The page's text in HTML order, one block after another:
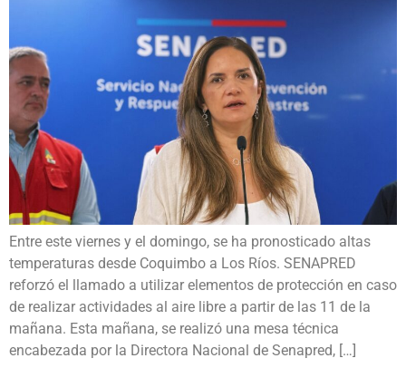
Entre este viernes y el domingo, se ha pronosticado altas
temperaturas desde Coquimbo a Los Ríos. SENAPRED
reforzó el llamado a utilizar elementos de protección en caso
de realizar actividades al aire libre a partir de las 11 de la
mañana. Esta mañana, se realizó una mesa técnica
encabezada por la Directora Nacional de Senapred, […]